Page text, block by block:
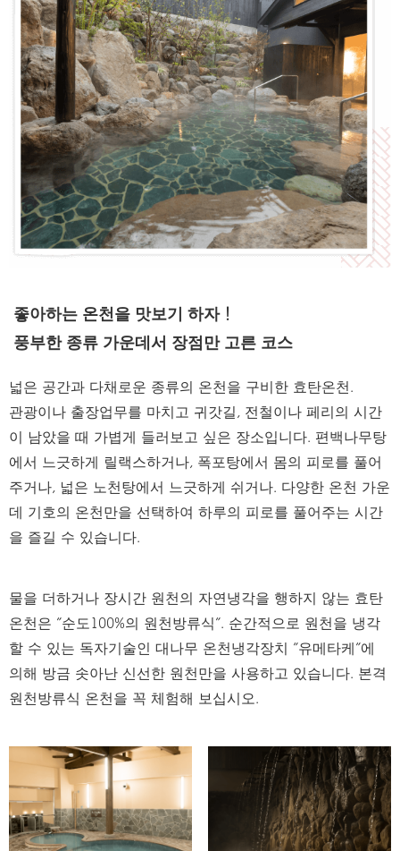
좋아하는 온천을 맛보기 하자！
풍부한 종류 가운데서 장점만 고른 코스
넓은 공간과 다채로운 종류의 온천을 구비한 효탄온천.
관광이나 출장업무를 마치고 귀갓길, 전철이나 페리의 시간
이 남았을 때 가볍게 들러보고 싶은 장소입니다. 편백나무탕
에서 느긋하게 릴랙스하거나, 폭포탕에서 몸의 피로를 풀어
주거나, 넓은 노천탕에서 느긋하게 쉬거나. 다양한 온천 가운
데 기호의 온천만을 선택하여 하루의 피로를 풀어주는 시간
을 즐길 수 있습니다.
물을 더하거나 장시간 원천의 자연냉각을 행하지 않는 효탄
온천은 ”순도100%의 원천방류식”. 순간적으로 원천을 냉각
할 수 있는 독자기술인 대나무 온천냉각장치 ”유메타케”에
의해 방금 솟아난 신선한 원천만을 사용하고 있습니다. 본격
원천방류식 온천을 꼭 체험해 보십시오.